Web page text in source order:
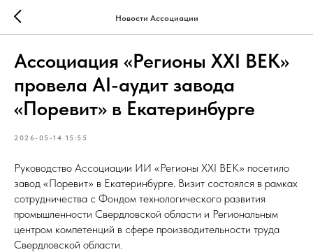
Новости Ассоциации
Ассоциация «Регионы XXI ВЕК»
провела AI-аудит завода
«Поревит» в Екатеринбурге
2026-05-14 15:55
Руководство Ассоциации ИИ «Регионы XXI ВЕК» посетило
завод «Поревит» в Екатеринбурге. Визит состоялся в рамках
сотрудничества с Фондом технологического развития
промышленности Свердловской области и Региональным
центром компетенций в сфере производительности труда
Свердловской области.